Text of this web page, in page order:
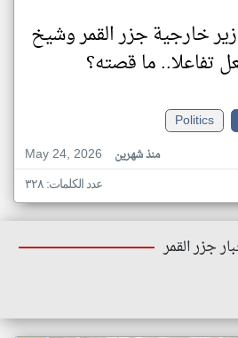
خارجية جزر القمر وشيخ
تفاعلا.. ما قصته؟
Politics
May 24, 2026
منذ شهرين
عدد الكلمات: ٣٢٨
جزر القمر